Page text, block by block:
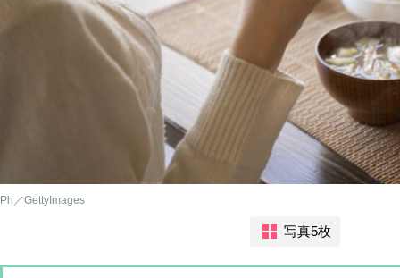
Ph／GettyImages
写真5枚